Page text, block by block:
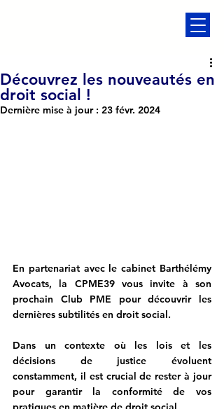
Découvrez les nouveautés en
droit social !
Dernière mise à jour : 23 févr. 2024
En partenariat avec le cabinet Barthélémy
Avocats, la CPME39 vous invite à son
prochain Club PME pour découvrir les
dernières subtilités en droit social.
Dans un contexte où les lois et les
décisions de justice évoluent
constamment, il est crucial de rester à jour
pour garantir la conformité de vos